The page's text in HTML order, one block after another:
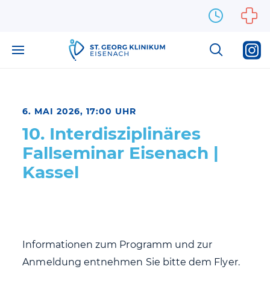
6. MAI 2026, 17:00 UHR
10. Interdisziplinäres
Fallseminar Eisenach |
Kassel
Informationen zum Programm und zur
Anmeldung entnehmen Sie bitte dem Flyer.